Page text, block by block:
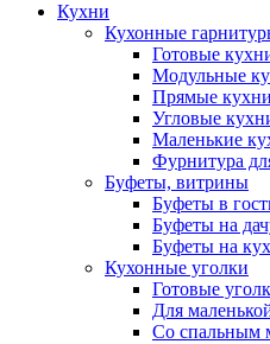
Кухни
Кухонные
Готовые
Модульные
Прямые кухни
Угловые
Маленькие
Фурнитура
Буфеты, витрины
Буфеты в
Буфеты на
Буфеты на
Кухонные уголки
Готовые
Для
Со спальным